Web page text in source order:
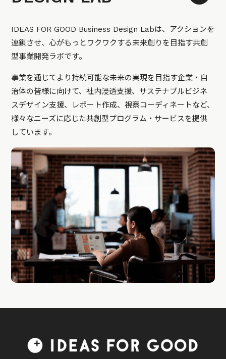
IDEAS FOR GOOD Business Design Labは、アクションを
連鎖させ、心がもっとワクワクする未来創りを目指す共創
型事業開発ラボです。
事業を通じてより持続可能な未来の実現を目指す企業・自
治体の皆様に向けて、社内浸透支援、サステナブルビジネ
スデザイン支援、レポート作成、視察コーディネートなど、
様々なニーズに応じた共創型プログラム・サービスを提供
しています。